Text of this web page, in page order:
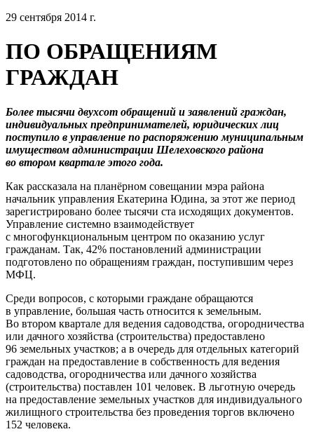
29 сентября 2014 г.
ПО ОБРАЩЕНИЯМ
ГРАЖДАН
Более тысячи двухсот обращений и заявлений граждан,
индивидуальных предпринимателей, юридических лиц
поступило в управление по распоряжению муниципальным
имуществом администрации Шелеховского района
во втором квартале этого года.
Как рассказала на планёрном совещании мэра района
начальник управления Екатерина Юдина, за этот же период
зарегистрировано более тысячи ста исходящих документов.
Управление системно взаимодействует
с многофункциональным центром по оказанию услуг
гражданам. Так, 42% постановлений администрации
подготовлено по обращениям граждан, поступившим через
МФЦ.
Среди вопросов, с которыми граждане обращаются
в управление, большая часть относится к земельным.
Во втором квартале для ведения садоводства, огородничества
или дачного хозяйства (строительства) предоставлено
96 земельных участков; а в очередь для отдельных категорий
граждан на предоставление в собственность для ведения
садоводства, огородничества или дачного хозяйства
(строительства) поставлен 101 человек. В льготную очередь
на предоставление земельных участков для индивидуального
жилищного строительства без проведения торгов включено
152 человека.